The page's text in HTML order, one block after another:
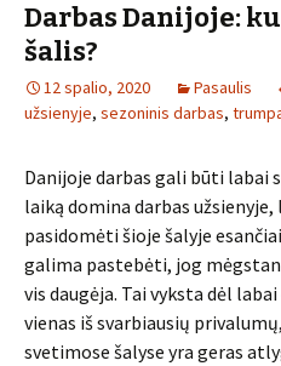
Darbas Danijoje:
šalis?
12 spalio, 2020 Pasaulis
užsienyje, sezoninis darbas,
Danijoje darbas gali būti labai
laiką domina darbas
pasidomėti šioje šalyje
galima pastebėti, jog
vis daugėja. Tai vyksta dėl
vienas iš svarbiausių
svetimose šalyse yra geras